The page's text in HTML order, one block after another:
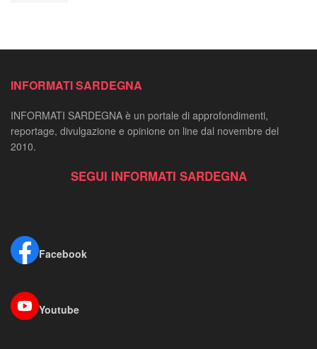
INFORMATI SARDEGNA
INFORMATI SARDEGNA è un portale di approfondimenti,
reportage, divulgazione e opinione on line dal novembre del
2010.
SEGUI INFORMATI SARDEGNA
Facebook
Youtube